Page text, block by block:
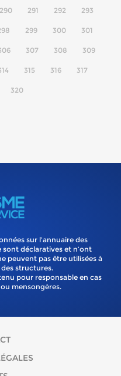
290 291 292 293
299 300 301
307 308 309
315 316 317
320
sur l’annuaire des
déclaratives et n’ont
peuvent pas être utilisées à
structures.
pour responsable en cas
mensongères.